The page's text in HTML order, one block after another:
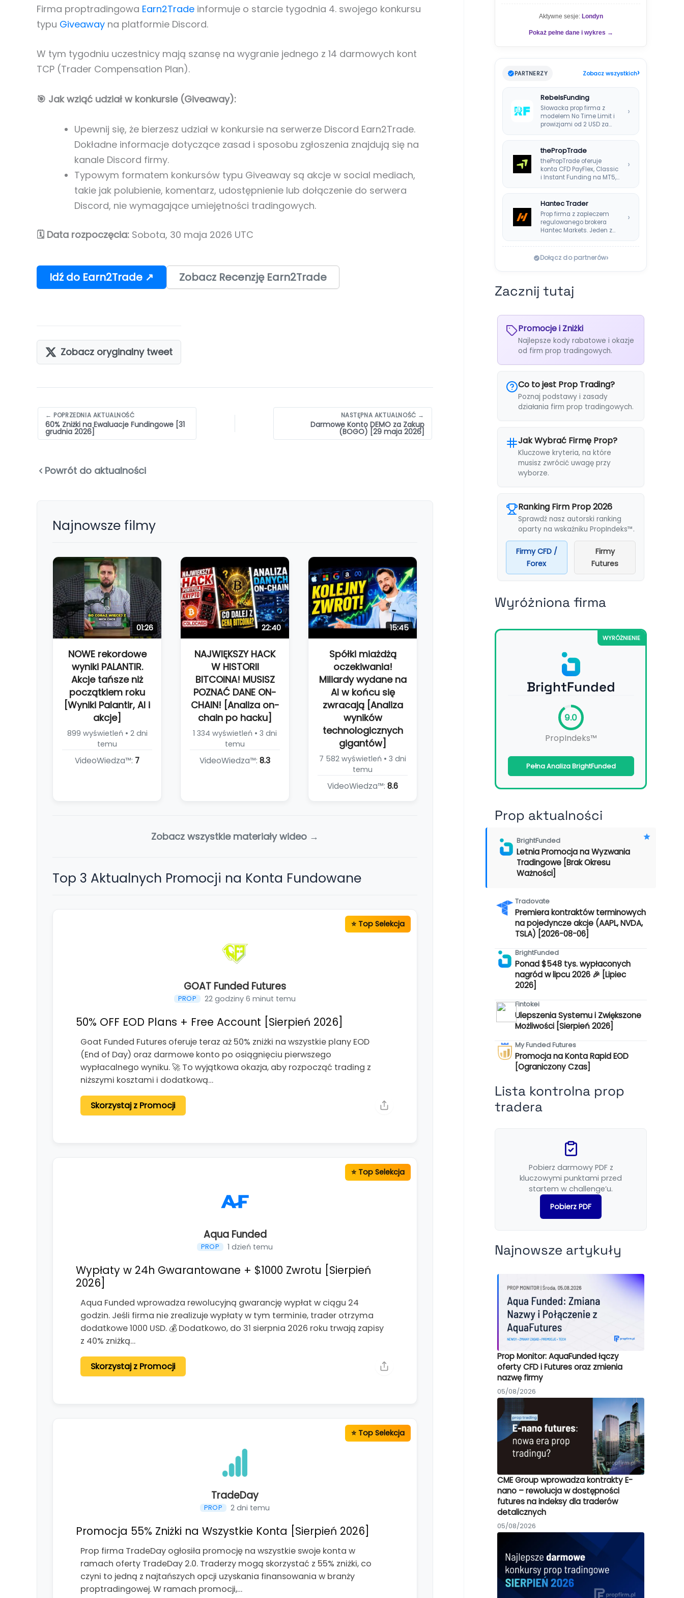
Firma proptradingowa Earn2Trade informuje o starcie tygodnia 4. swojego konkursu
typu Giveaway na platformie Discord.
W tym tygodniu uczestnicy mają szansę na wygranie jednego z 14 darmowych kont
TCP (Trader Compensation Plan).
🎯 Jak wziąć udział w konkursie (Giveaway):
Upewnij się, że bierzesz udział w konkursie na serwerze Discord Earn2Trade.
Dokładne informacje dotyczące zasad i sposobu zgłoszenia znajdują się na
kanale Discord firmy.
Typowym formatem konkursów typu Giveaway są akcje w social mediach,
takie jak polubienie, komentarz, udostępnienie lub dołączenie do serwera
Discord, nie wymagające umiejętności tradingowych.
🗓️ Data rozpoczęcia: Sobota, 30 maja 2026 UTC
Idź do Earn2Trade ↗ Zobacz Recenzję Earn2Trade
Zobacz oryginalny tweet
Nawigacja
wpisów
← POPRZEDNIA AKTUALNOŚĆ
60% Zniżki na Ewaluacje Fundingowe [31
grudnia 2026]
NASTĘPNA AKTUALNOŚĆ →
Darmowe Konto DEMO za Zakup
(BOGO) [29 maja 2026]
Powrót do aktualności
Najnowsze filmy
01:26
NOWE rekordowe
wyniki PALANTIR.
Akcje tańsze niż
początkiem roku
[Wyniki Palantir, AI i
akcje]
899 wyświetleń • 2 dni
temu
VideoWiedza™: 7
22:40
NAJWIĘKSZY HACK
W HISTORII
BITCOINA! MUSISZ
POZNAĆ DANE ON-
CHAIN! [Analiza on-
chain po hacku]
1 334 wyświetleń • 3 dni
temu
VideoWiedza™: 8.3
15:45
Spółki miażdżą
oczekiwania!
Miliardy wydane na
AI w końcu się
zwracają [Analiza
wyników
technologicznych
gigantów]
7 582 wyświetleń • 3 dni
temu
VideoWiedza™: 8.6
Zobacz wszystkie materiały wideo →
Top 3 Aktualnych Promocji na Konta Fundowane
GOAT Funded Futures
PROP 22 godziny 6 minut temu
50% OFF EOD Plans + Free Account [Sierpień 2026]
Goat Funded Futures oferuje teraz aż 50% zniżki na wszystkie plany EOD
(End of Day) oraz darmowe konto po osiągnięciu pierwszego
wypłacalnego wyniku. 🚀 To wyjątkowa okazja, aby rozpocząć trading z
niższymi kosztami i dodatkową…
Skorzystaj z Promocji
Aqua Funded
PROP 1 dzień temu
Wypłaty w 24h Gwarantowane + $1000 Zwrotu [Sierpień
2026]
Aqua Funded wprowadza rewolucyjną gwarancję wypłat w ciągu 24
godzin. Jeśli firma nie zrealizuje wypłaty w tym terminie, trader otrzyma
dodatkowe 1000 USD. 💰 Dodatkowo, do 31 sierpnia 2026 roku trwają zapisy
z 40% zniżką…
Skorzystaj z Promocji
TradeDay
PROP 2 dni temu
Promocja 55% Zniżki na Wszystkie Konta [Sierpień 2026]
Prop firma TradeDay ogłosiła promocję na wszystkie swoje konta w
ramach oferty TradeDay 2.0. Traderzy mogą skorzystać z 55% zniżki, co
czyni to jedną z najtańszych opcji uzyskania finansowania w branży
proptradingowej. W ramach promocji,…
Aktywne sesje: Londyn
Pokaż pełne dane i wykres →
PARTNERZY Zobacz wszystkich›
RebelsFunding
Słowacka prop firma z
modelem No Time Limit i
prowizjami od 2 USD za…
›
thePropTrade
thePropTrade oferuje
konta CFD PayFlex, Classic
i Instant Funding na MT5,
›
Hantec Trader
Prop firma z zapleczem
regulowanego brokera
Hantec Markets. Jeden z
wyborów dla polskich…
›
Dołącz do partnerów›
Zacznij tutaj
Promocje i Zniżki
Najlepsze kody rabatowe i okazje
od firm prop tradingowych.
Co to jest Prop Trading?
Poznaj podstawy i zasady
działania firm prop tradingowych.
Jak Wybrać Firmę Prop?
Kluczowe kryteria, na które
musisz zwrócić uwagę przy
wyborze.
Ranking Firm Prop 2026
Sprawdź nasz autorski ranking
oparty na wskaźniku PropIndeks™.
Firmy CFD /
Forex
Firmy
Futures
Wyróżniona firma
WYRÓŻNIENIE
BrightFunded
9.0
PropIndeks™
Pełna Analiza BrightFunded
Prop aktualności
BrightFunded
Letnia Promocja na Wyzwania
Tradingowe [Brak Okresu
Ważności]
Tradovate
Premiera kontraktów terminowych
na pojedyncze akcje (AAPL, NVDA,
TSLA) [2026-08-06]
BrightFunded
Ponad $548 tys. wypłaconych
nagród w lipcu 2026 🎉 [Lipiec
2026]
Fintokei
Ulepszenia Systemu i Zwiększone
Możliwości [Sierpień 2026]
My Funded Futures
Promocja na Konta Rapid EOD
[Ograniczony Czas]
Lista kontrolna prop
tradera
Pobierz darmowy PDF z
kluczowymi punktami przed
startem w challenge’u.
Pobierz PDF
Najnowsze artykuły
Prop Monitor: AquaFunded łączy
oferty CFD i Futures oraz zmienia
nazwę firmy
05/08/2026
CME Group wprowadza kontrakty E-
nano – rewolucja w dostępności
futures na indeksy dla traderów
detalicznych
05/08/2026